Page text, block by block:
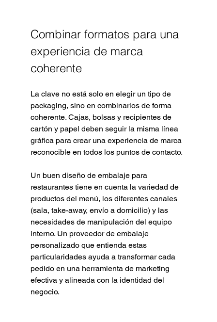
Combinar formatos para una
experiencia de marca
coherente
La clave no está solo en elegir un tipo de
packaging, sino en combinarlos de forma
coherente. Cajas, bolsas y recipientes de
cartón y papel deben seguir la misma línea
gráfica para crear una experiencia de marca
reconocible en todos los puntos de contacto.
Un buen diseño de embalaje para
restaurantes tiene en cuenta la variedad de
productos del menú, los diferentes canales
(sala, take-away, envío a domicilio) y las
necesidades de manipulación del equipo
interno. Un proveedor de embalaje
personalizado que entienda estas
particularidades ayuda a transformar cada
pedido en una herramienta de marketing
efectiva y alineada con la identidad del
negocio.